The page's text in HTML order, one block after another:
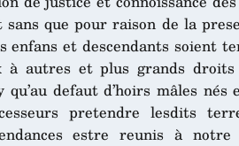
sans que pour raison de la
enfans et descendants soient
à autres et plus grands
defaut d’hoirs mâles
pretendre lesdits
estre reunis à